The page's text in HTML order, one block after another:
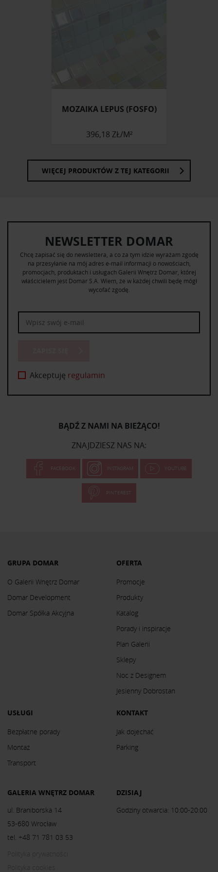
MOZAIKA LEPUS (FOSFO)
396,18 ZŁ/M²
WIĘCEJ PRODUKTÓW Z TEJ KATEGORII
NEWSLETTER DOMAR
Chcę zapisać się do newslettera, a co za tym idzie wyrażam zgodę
na przesyłanie na mój adres e-mail informacji o nowościach,
promocjach, produktach i usługach Galerii Wnętrz Domar, której
właścicielem jest Domar S.A. Wiem, że w każdej chwili będę mógł
wycofać zgodę.
Akceptuję regulamin
BĄDŹ Z NAMI NA BIEŻĄCO!
ZNAJDZIESZ NAS NA:
FACEBOOK INSTAGRAM YOUTUBE
PINTEREST
GRUPA DOMAR
O Galerii Wnętrz Domar
Domar Development
Domar Spółka Akcyjna
OFERTA
Promocje
Produkty
Katalog
Porady i inspiracje
Plan Galerii
Sklepy
Noc z Designem
Jesienny Dobrostan
USŁUGI
Bezpłatne porady
Montaż
Transport
KONTAKT
Jak dojechać
Parking
GALERIA WNĘTRZ DOMAR
ul. Braniborska 14
53-680 Wrocław
tel. +48 71 781 03 53
DZISIAJ
Godziny otwarcia: 10:00-20:00